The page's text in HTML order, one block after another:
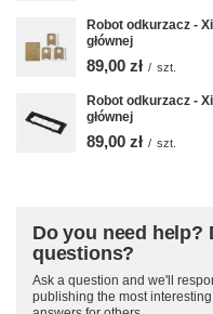
Robot odkurzacz -
głównej
89,00 zł / szt.
Robot odkurzacz -
głównej
89,00 zł / szt.
Do you need help?
questions?
Ask a question and we'll
publishing the most